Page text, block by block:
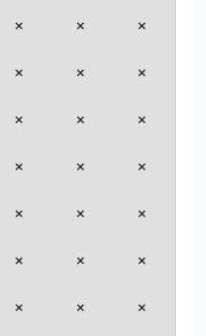
× × ×
× × ×
× × ×
× × ×
× × ×
× × ×
× × ×